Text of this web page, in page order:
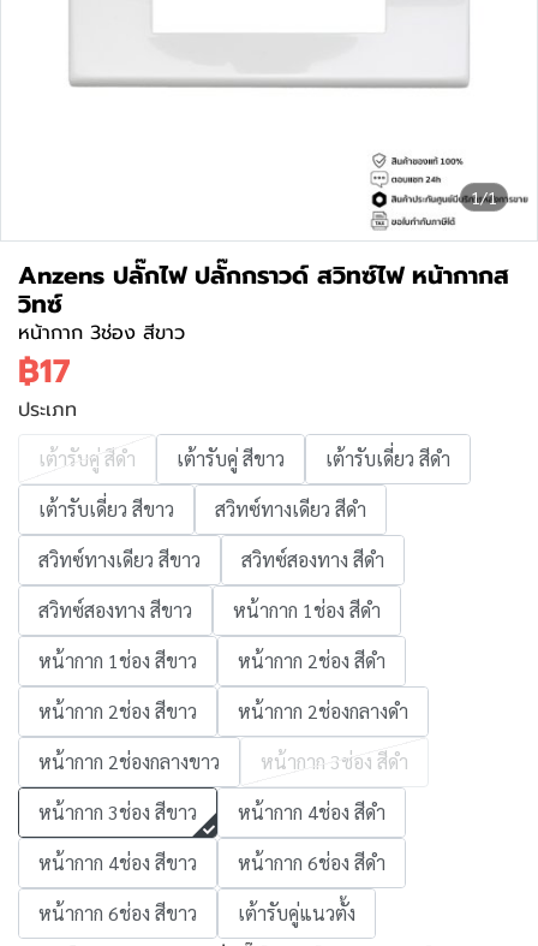
1/1
Anzens ปลั๊กไฟ ปลั๊กกราวด์ สวิทซ์ไฟ หน้ากากส
วิทซ์
หน้ากาก 3ช่อง สีขาว
฿17
ประเภท
เต้ารับคู่ สีดำ เต้ารับคู่ สีขาว
เต้ารับเดี่ยว สีดำ
เต้ารับเดี่ยว สีขาว
สวิทซ์ทางเดียว สีดำ
สวิทซ์ทางเดียว สีขาว
สวิทซ์สองทาง สีดำ
สวิทซ์สองทาง สีขาว
หน้ากาก 1ช่อง สีดำ
หน้ากาก 1ช่อง สีขาว
หน้ากาก 2ช่อง สีดำ
หน้ากาก 2ช่อง สีขาว
หน้ากาก 2ช่องกลางดำ
หน้ากาก 2ช่องกลางขาว
หน้ากาก 3ช่อง สีดำ
หน้ากาก 3ช่อง สีขาว
หน้ากาก 4ช่อง สีดำ
หน้ากาก 4ช่อง สีขาว
หน้ากาก 6ช่อง สีดำ
หน้ากาก 6ช่อง สีขาว
เต้ารับคู่แนวตั้ง